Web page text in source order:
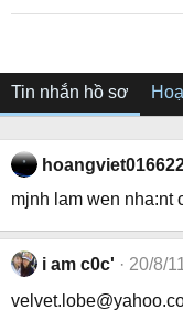
Tin nhắn hồ sơ
mjnh lam wen nha:nt
i am c0c'
20/8/